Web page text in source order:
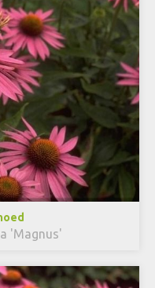
'Magnus'